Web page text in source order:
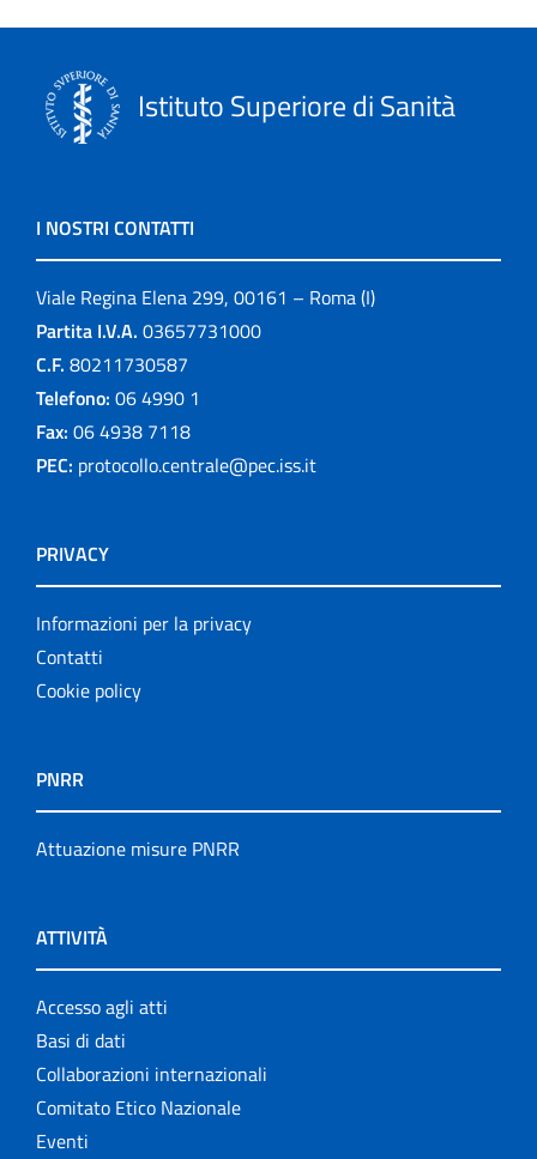
Istituto Superiore di Sanità
I NOSTRI CONTATTI
Viale Regina Elena 299, 00161 – Roma (I)
Partita I.V.A. 03657731000
C.F. 80211730587
Telefono: 06 4990 1
Fax: 06 4938 7118
PEC: protocollo.centrale@pec.iss.it
PRIVACY
Informazioni per la privacy
Contatti
Cookie policy
PNRR
Attuazione misure PNRR
ATTIVITÀ
Accesso agli atti
Basi di dati
Collaborazioni internazionali
Comitato Etico Nazionale
Eventi